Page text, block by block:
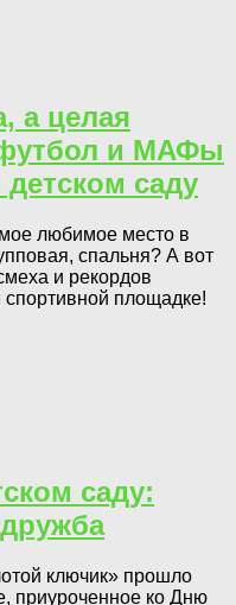
а целая
и МАФы
саду
любимое место в
спальня? А вот
и рекордов
площадке!
саду:
ключик» прошло
приуроченное ко Дню